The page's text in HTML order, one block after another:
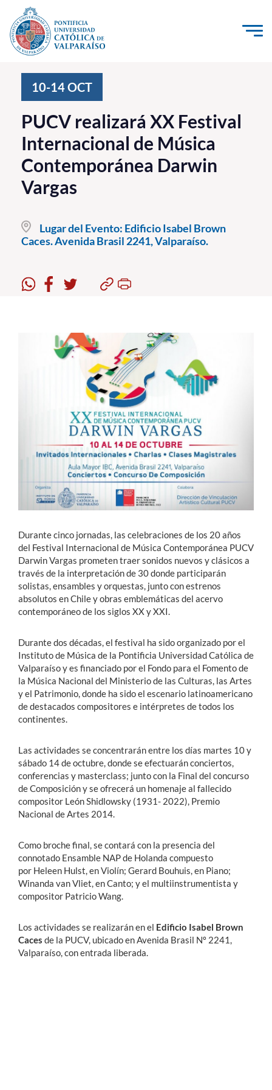
Click acá para ir directamente al contenido
Investigación, Creación e Innovación
PUCV Internacional
Vinculación con el Medio
Admisión
Pregrado
Postgrado
Funcionarios
10-14OCT
PUCV realizará XX Festival
Internacional de Música
Contemporánea Darwin
Vargas
Lugar del Evento: Edificio Isabel Brown
Caces. Avenida Brasil 2241, Valparaíso.
Durante cinco jornadas, las celebraciones de los 20 años
del Festival Internacional de Música Contemporánea PUCV
Darwin Vargas prometen traer sonidos nuevos y clásicos a
través de la interpretación de 30 donde participarán
solistas, ensambles y orquestas, junto con estrenos
absolutos en Chile y obras emblemáticas del acervo
contemporáneo de los siglos XX y XXI.
Durante dos décadas, el festival ha sido organizado por el
Instituto de Música de la Pontificia Universidad Católica de
Valparaíso y es financiado por el Fondo para el Fomento de
la Música Nacional del Ministerio de las Culturas, las Artes
y el Patrimonio, donde ha sido el escenario latinoamericano
de destacados compositores e intérpretes de todos los
continentes.
Las actividades se concentrarán entre los días martes 10 y
sábado 14 de octubre, donde se efectuarán conciertos,
conferencias y masterclass; junto con la Final del concurso
de Composición y se ofrecerá un homenaje al fallecido
compositor León Shidlowsky (1931- 2022), Premio
Nacional de Artes 2014.
Como broche final, se contará con la presencia del
connotado Ensamble NAP de Holanda compuesto
por Heleen Hulst, en Violín; Gerard Bouhuis, en Piano;
Winanda van Vliet, en Canto; y el multiinstrumentista y
compositor Patricio Wang.
Los actividades se realizarán en el Edificio Isabel Brown
Caces de la PUCV, ubicado en Avenida Brasil Nº 2241,
Valparaíso, con entrada liberada.